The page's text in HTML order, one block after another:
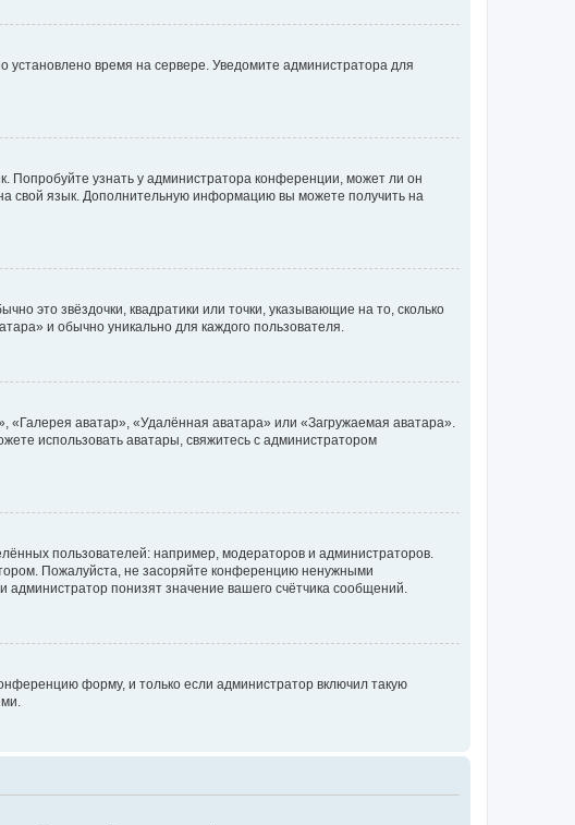
установлено время на сервере. Уведомите администратора для
Попробуйте узнать у администратора конференции, может ли он
свой язык. Дополнительную информацию вы можете получить на
это звёздочки, квадратики или точки, указывающие на то, сколько
и обычно уникально для каждого пользователя.
аватар», «Удалённая аватара» или «Загружаемая аватара».
использовать аватары, свяжитесь с администратором
пользователей: например, модераторов и администраторов.
Пожалуйста, не засоряйте конференцию ненужными
понизят значение вашего счётчика сообщений.
форму, и только если администратор включил такую